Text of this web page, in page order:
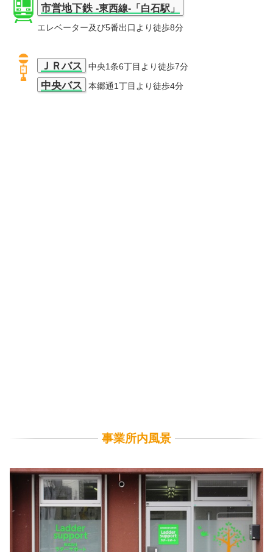
市営地下鉄 -東西線-「白石駅」
エレベーター及び5番出口より徒歩8分
ＪＲバス 中央1条6丁目より徒歩7分
中央バス 本郷通1丁目より徒歩4分
事業所内風景